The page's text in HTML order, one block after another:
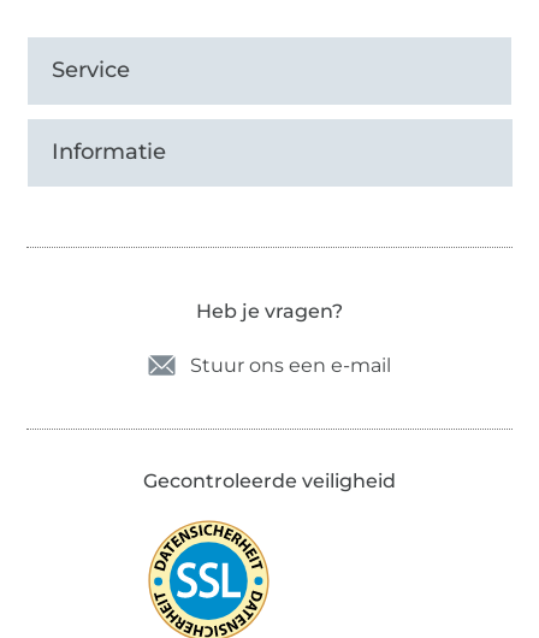
Service
Informatie
Heb je vragen?
Stuur ons een e-mail
Gecontroleerde veiligheid